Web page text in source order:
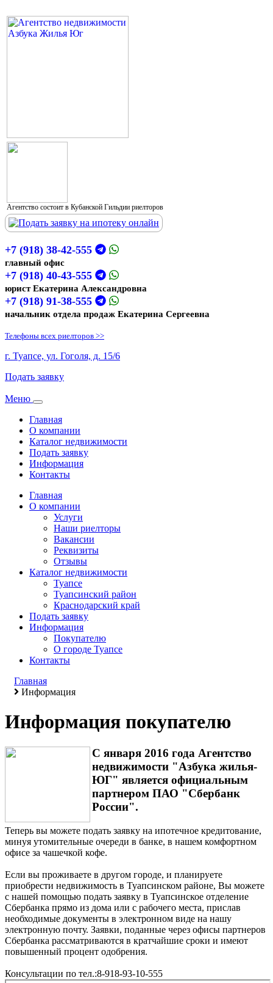
Агентство состоит в Кубанской Гильдии риелторов
+7 (918) 38-42-555
главный офис
+7 (918) 40-43-555
юрист Екатерина Александровна
+7 (918) 91-38-555
начальник отдела продаж Екатерина Сергеевна
Телефоны всех риелторов >>
г. Туапсе, ул. Гоголя, д. 15/6
Подать заявку
Меню
Toggle
Главная
О компании
Каталог недвижимости
Подать заявку
Информация
Контакты
Главная
О компании
Услуги
Наши риелторы
Вакансии
Реквизиты
Отзывы
Каталог недвижимости
Туапсе
Туапсинский район
Краснодарский край
Подать заявку
Информация
Покупателю
О городе Туапсе
Контакты
Главная
Информация
Информация покупателю
С января 2016 года Агентство
недвижимости "Азбука жилья-
ЮГ" является официальным
партнером ПАО "Сбербанк
России".
Теперь вы можете подать заявку на ипотечное кредитование,
минуя утомительные очереди в банке, в нашем комфортном
офисе за чашечкой кофе.
Если вы проживаете в другом городе, и планируете
приобрести недвижимость в Туапсинском районе, Вы можете
с нашей помощью подать заявку в Туапсинское отделение
Сбербанка прямо из дома или с рабочего места, прислав
необходимые документы в электронном виде на нашу
электронную почту. Заявки, поданные через офисы партнеров
Сбербанка рассматриваются в кратчайшие сроки и имеют
повышенный процент одобрения.
Консультации по тел.:8-918-93-10-555